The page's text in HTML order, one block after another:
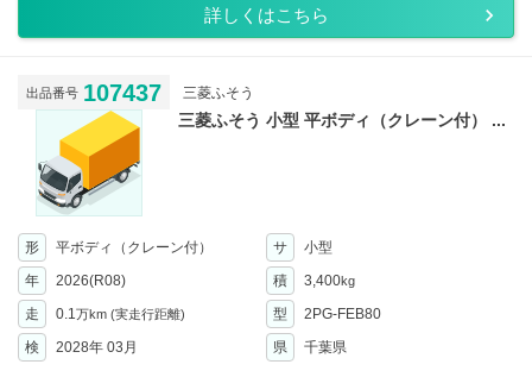
詳しくはこちら
出品番号 107437 三菱ふそう
三菱ふそう 小型 平ボディ（クレーン付） ...
形 平ボディ（クレーン付） サ
小型
年
2026(R08) 積 3,400kg
走 0.1万km (実走行距離) 型
2PG-FEB80
検
2028年 03月 県 千葉県